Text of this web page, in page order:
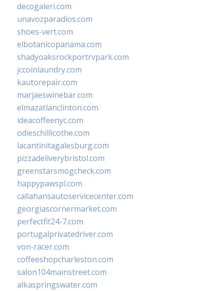
decogaleri.com
unavozparadios.com
shoes-vert.com
elbotanicopanama.com
shadyoaksrockportrvpark.com
jccoinlaundry.com
kautorepair.com
marjaeswinebar.com
elmazatlanclinton.com
ideacoffeenyc.com
odieschillicothe.com
lacantinitagalesburg.com
pizzadeliverybristol.com
greenstarsmogcheck.com
happypawspl.com
callahansautoservicecenter.com
georgiascornermarket.com
perfectfit24-7.com
portugalprivatedriver.com
von-racer.com
coffeeshopcharleston.com
salon104mainstreet.com
alkaspringswater.com